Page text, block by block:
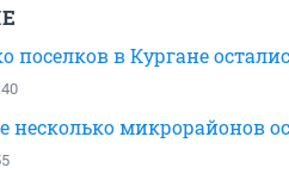
поселков в Кургане
несколько микрорайонов